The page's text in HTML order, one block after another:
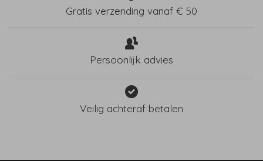
Gratis verzending vanaf € 50
Persoonlijk advies
Veilig achteraf betalen